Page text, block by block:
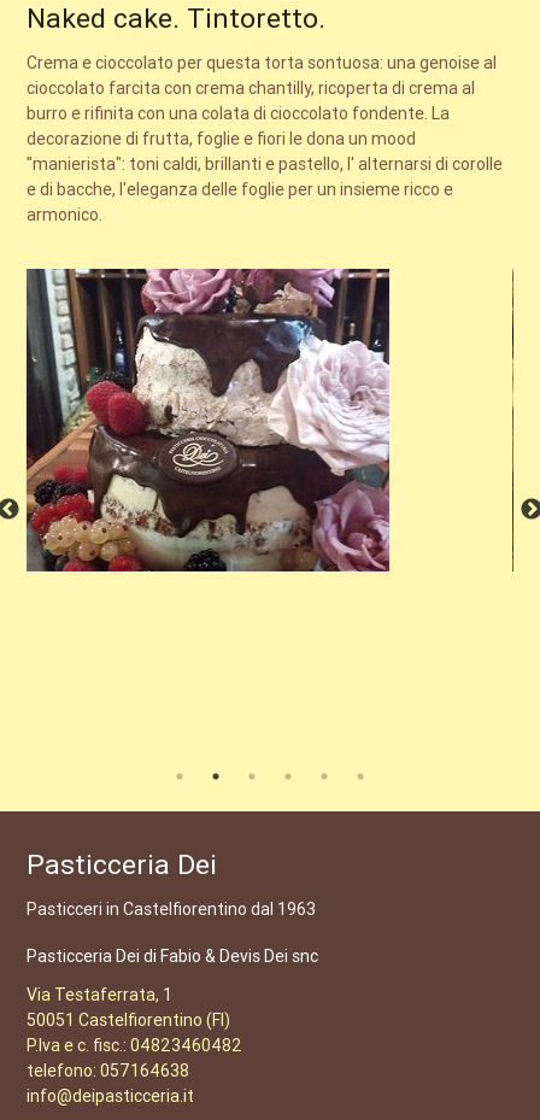
Naked cake. Tintoretto.
Crema e cioccolato per questa torta sontuosa: una genoise al
cioccolato farcita con crema chantilly, ricoperta di crema al
burro e rifinita con una colata di cioccolato fondente. La
decorazione di frutta, foglie e fiori le dona un mood
"manierista": toni caldi, brillanti e pastello, l' alternarsi di corolle
e di bacche, l'eleganza delle foglie per un insieme ricco e
armonico.
Pasticceria Dei
Pasticceri in Castelfiorentino dal 1963
Pasticceria Dei di Fabio & Devis Dei snc
Via Testaferrata, 1
50051 Castelfiorentino (FI)
P.Iva e c. fisc.: 04823460482
telefono: 057164638
info@deipasticceria.it